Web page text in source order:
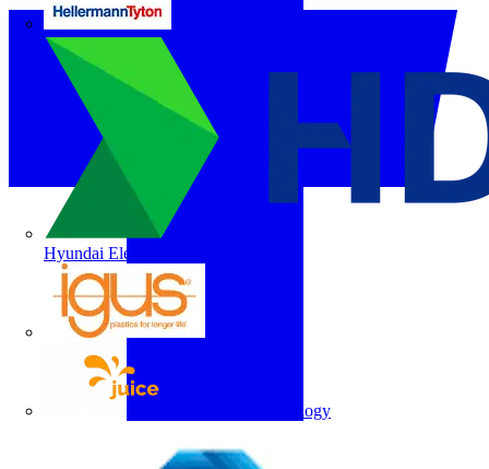
Hyundai Electric
Juice Technology